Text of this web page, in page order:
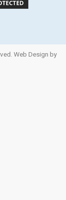
Web Design by